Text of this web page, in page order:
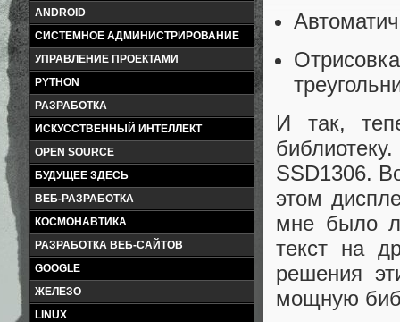
ANDROID
СИСТЕМНОЕ АДМИНИСТРИРОВАНИЕ
УПРАВЛЕНИЕ ПРОЕКТАМИ
PYTHON
РАЗРАБОТКА
ИСКУССТВЕННЫЙ ИНТЕЛЛЕКТ
OPEN SOURCE
БУДУЩЕЕ ЗДЕСЬ
ВЕБ-РАЗРАБОТКА
КОСМОНАВТИКА
РАЗРАБОТКА ВЕБ-САЙТОВ
GOOGLE
ЖЕЛЕЗО
LINUX
И так,
SSD1306.
этом
мне было
текст на
решения
мощную